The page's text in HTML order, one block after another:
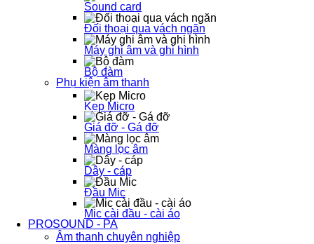
Sound card
Đối thoại qua vách ngăn
Máy ghi âm và ghi hình
Bộ đàm
Phụ kiện âm thanh
Kẹp Micro
Giá đỡ - Gá đỡ
Màng lọc âm
Dây - cáp
Đầu Mic
Mic cài đầu - cài áo
PROSOUND - PA
Âm thanh chuyên nghiệp